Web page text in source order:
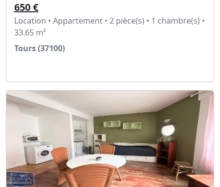
650 €
Location • Appartement • 2 pièce(s) • 1 chambre(s) •
33.65 m²
Tours (37100)